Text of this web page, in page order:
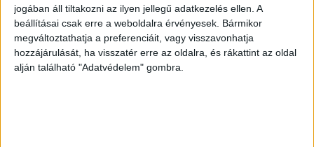
jogában áll tiltakozni az ilyen jellegű adatkezelés ellen. A
beállításai csak erre a weboldalra érvényesek. Bármikor
megváltoztathatja a preferenciáit, vagy visszavonhatja
hozzájárulását, ha visszatér erre az oldalra, és rákattint az oldal
alján található "Adatvédelem" gombra.